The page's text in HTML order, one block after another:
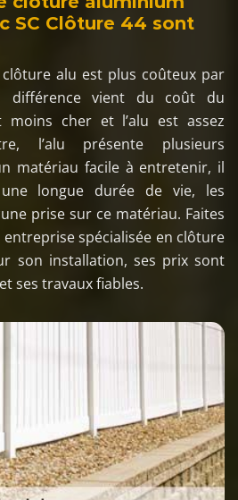
SC Clôture 44 sont
alu est plus coûteux par
différence vient du coût du
moins cher et l’alu est assez
l’alu présente plusieurs
matériau facile à entretenir, il
longue durée de vie, les
prise sur ce matériau. Faites
entreprise spécialisée en clôture
son installation, ses prix sont
ses travaux fiables.